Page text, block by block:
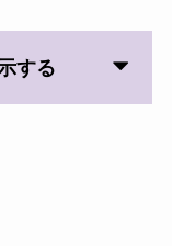
する